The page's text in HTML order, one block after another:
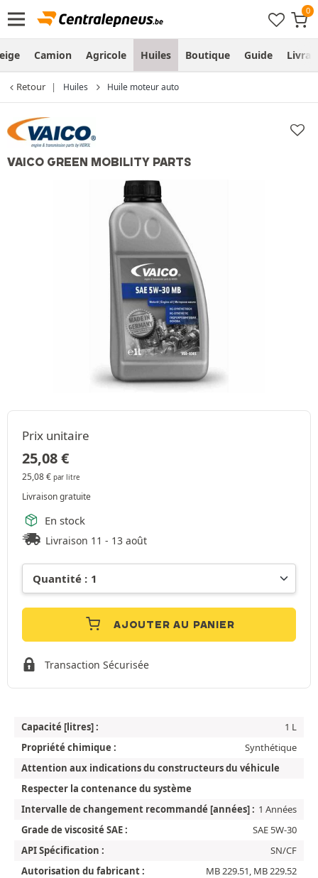
Camion Agricole Huiles Boutique Guide
Retour Huiles Huile moteur auto
VAICO GREEN MOBILITY PARTS
Prix unitaire
25,08€
25,08€ par litre
Livraison gratuite
En stock
Livraison 11 - 13 août
AJOUTER AU PANIER
Transaction Sécurisée
Capacité [litres] :
1 L
Propriété chimique :
Synthétique
Attention aux indications du constructeurs du véhicule
Respecter la contenance du système
Intervalle de changement recommandé [années] : 1 Années
Grade de viscosité SAE :
SAE 5W-30
API Spécification :
SN/CF
Autorisation du fabricant :
MB 229.51, MB 229.52